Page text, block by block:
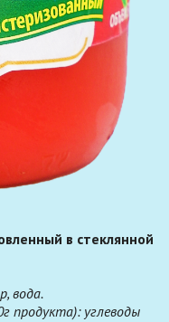
в стеклянной
вода.
продукта): углеводы